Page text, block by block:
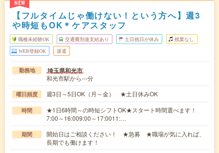
NEW
【フルタイムじゃ働けない！という方へ】週3
や時短もOK＊ケアスタッフ
職種未経験OK 交通費別途支給あり 土日祝日が休み 残業なし
WEB登録OK 派遣
勤務地 埼玉県和光市
和光市駅から---分
曜日頻度 週3日～5日OK（月～金） ★土日休みOK
時間
★1日6時間～の時短シフトOK★スタート時間選べます！
7:00～16:009:00～17:0011:…
期間
開始日はご相談ください！ ★急募 ★職場が気に入れば、
長期でも働けます！